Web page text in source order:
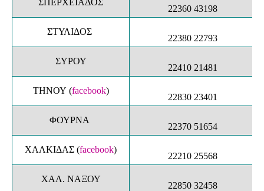
22360 43198
ΣΤΥΛΙΔΟΣ
22380 22793
ΣΥΡΟΥ
22410 21481
ΤΗΝΟΥ (facebook)
22830 23401
ΦΟΥΡΝΑ
22370 51654
ΧΑΛΚΙΔΑΣ (facebook)
22210 25568
ΧΑΛ. ΝΑΞΟΥ
22850 32458